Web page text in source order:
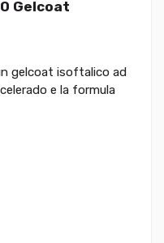
Gelcoat
gelcoat isoftalico ad
e la formula